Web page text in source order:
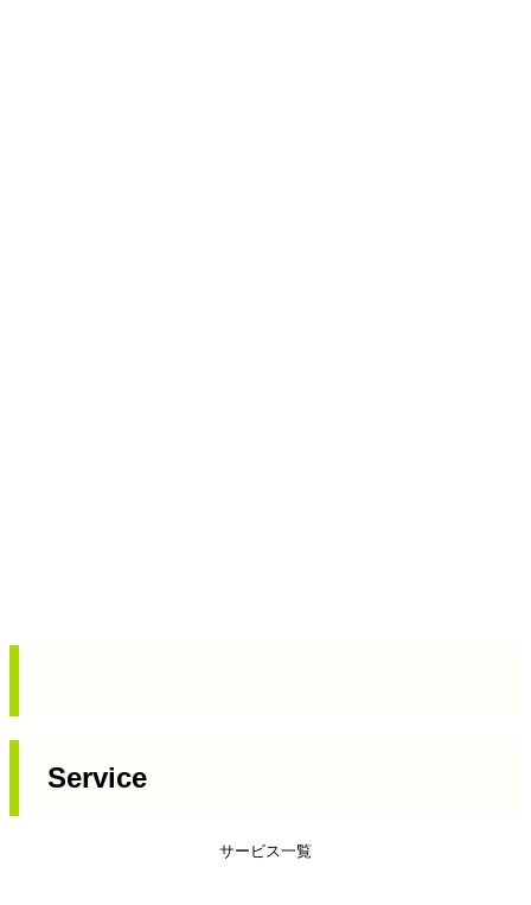
Service
サービス一覧